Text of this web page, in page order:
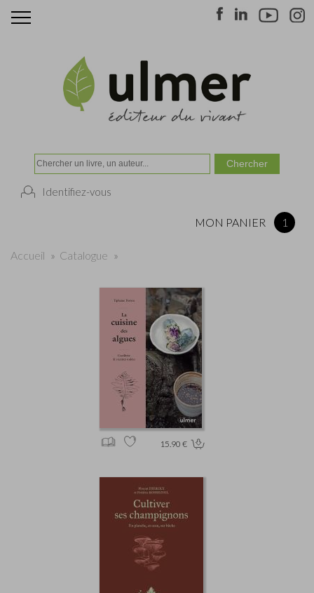
Identifiez-vous
MON PANIER 1
Accueil » Catalogue »
15.90 €